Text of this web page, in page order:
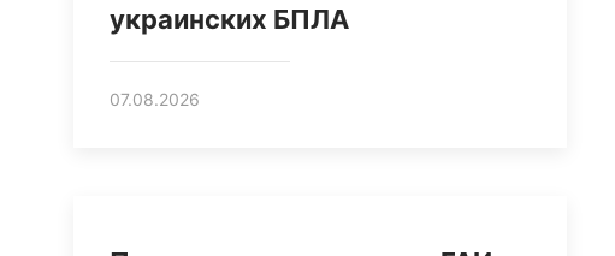
украинских БПЛА
07.08.2026